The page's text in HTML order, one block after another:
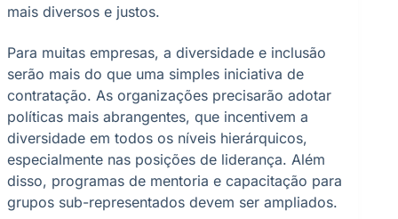
mais diversos e justos.
Para muitas empresas, a diversidade e inclusão
serão mais do que uma simples iniciativa de
contratação. As organizações precisarão adotar
políticas mais abrangentes, que incentivem a
diversidade em todos os níveis hierárquicos,
especialmente nas posições de liderança. Além
disso, programas de mentoria e capacitação para
grupos sub-representados devem ser ampliados.